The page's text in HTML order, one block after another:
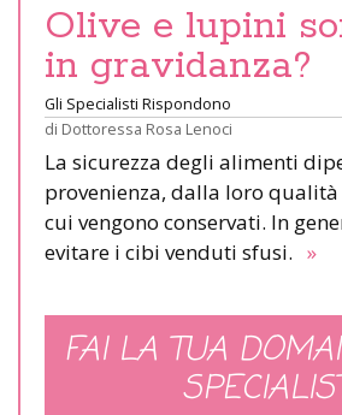
Olive e lupini
in gravidanza?
Gli Specialisti Rispondono
di Dottoressa Rosa Lenoci
La sicurezza degli alimenti
provenienza, dalla loro
cui vengono conservati. In
evitare i cibi venduti sfusi. »
FAI LA TUA